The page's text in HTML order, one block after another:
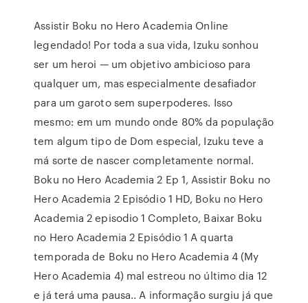
Assistir Boku no Hero Academia Online
legendado! Por toda a sua vida, Izuku sonhou
ser um heroi — um objetivo ambicioso para
qualquer um, mas especialmente desafiador
para um garoto sem superpoderes. Isso
mesmo: em um mundo onde 80% da população
tem algum tipo de Dom especial, Izuku teve a
má sorte de nascer completamente normal.
Boku no Hero Academia 2 Ep 1, Assistir Boku no
Hero Academia 2 Episódio 1 HD, Boku no Hero
Academia 2 episodio 1 Completo, Baixar Boku
no Hero Academia 2 Episódio 1 A quarta
temporada de Boku no Hero Academia 4 (My
Hero Academia 4) mal estreou no último dia 12
e já terá uma pausa.. A informação surgiu já que